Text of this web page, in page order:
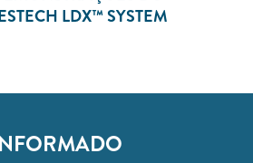
LDX™ SYSTEM